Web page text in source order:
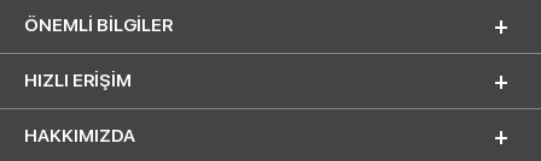
ÖNEMLI BILGILER
HIZLI ERIŞIM
HAKKIMIZDA